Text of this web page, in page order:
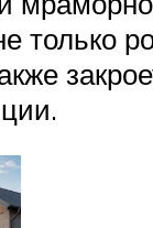
только